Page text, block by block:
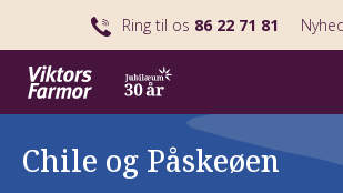
Ring til os 86 22 71 81
Chile og Påskeøen